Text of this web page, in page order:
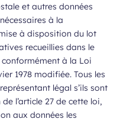
et autres données
à la
à disposition du lot
recueillies dans le
à la Loi
1978 modifiée. Tous les
légal s’ils sont
l’article 27 de cette loi,
aux données les